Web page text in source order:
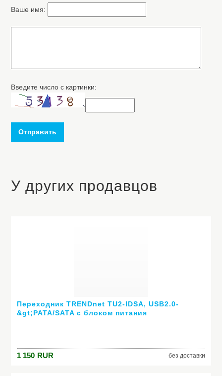
Ваше имя:
Введите число с картинки:
Отправить
У других продавцов
Переходник TRENDnet TU2-IDSA, USB2.0-
&gt;PATA/SATA с блоком питания
1 150 RUR без доставки